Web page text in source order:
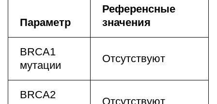
Параметр
Референсные
значения
BRCA1
мутации
Отсутствуют
BRCA2
Отсутствуют